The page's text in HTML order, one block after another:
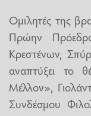
Ομιλητές της
Πρώην
Κρεστένων,
αναπτύξει το
Μέλλον»,
Συνδέσμου